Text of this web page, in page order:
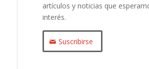
artículos y noticias que
interés.
Suscribirse